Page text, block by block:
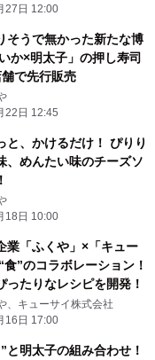
27日 12:00
そうで無かった新たな博
か×明太子」の押し寿司
で先行販売
22日 12:45
と、かけるだけ！ ぴりり
、めんたい味のチーズソ
18日 10:00
業「ふくや」×「キュー
”のコラボレーション！
ったりなレシピを開発！
、キューサイ株式会社
16日 17:00
と明太子の組み合わせ！